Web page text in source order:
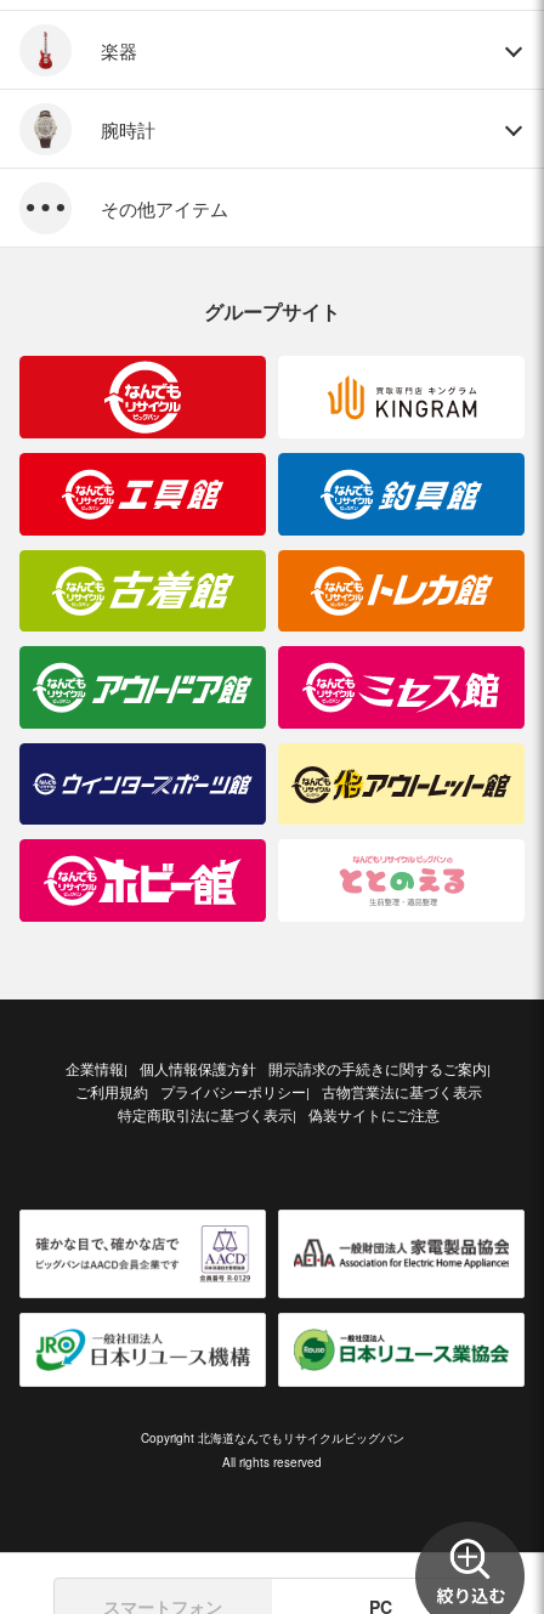
楽器
腕時計
その他アイテム
グループサイト
企業情報| 個人情報保護方針 開示請求の手続きに関するご案内|
ご利用規約 プライバシーポリシー|
古物営業法に基づく表示
特定商取引法に基づく表示| 偽装サイトにご注意
Copyright 北海道なんでもリサイクルビッグバン
All rights reserved
スマートフォン PC